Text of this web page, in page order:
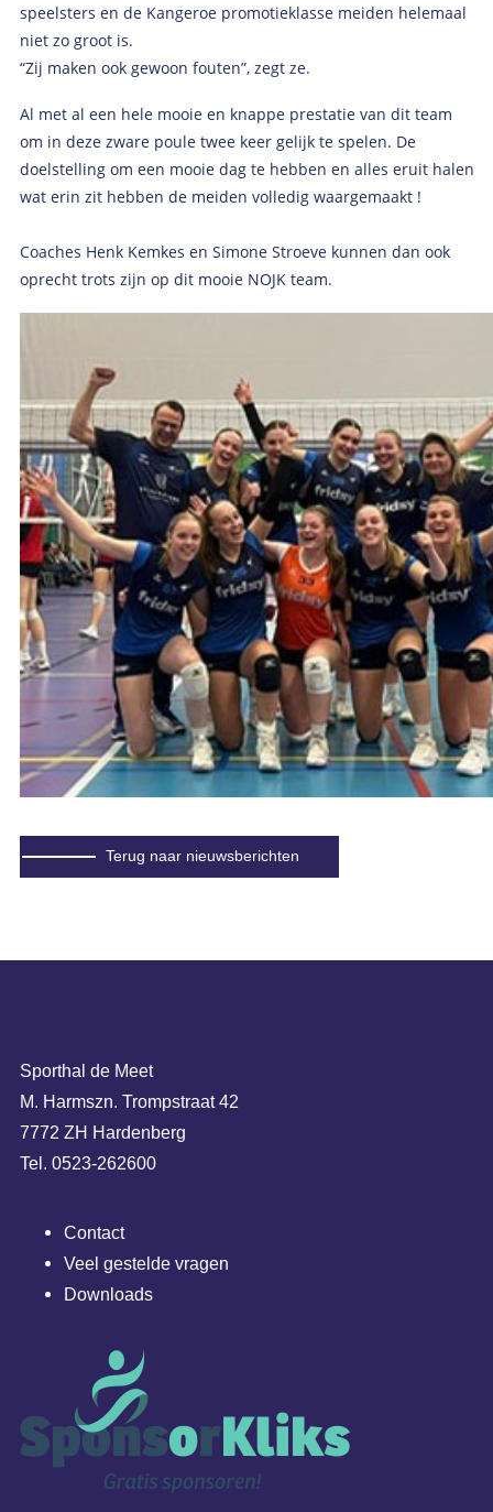
speelsters en de Kangeroe promotieklasse meiden helemaal
niet zo groot is.
“Zij maken ook gewoon fouten”, zegt ze.
Al met al een hele mooie en knappe prestatie van dit team
om in deze zware poule twee keer gelijk te spelen. De
doelstelling om een mooie dag te hebben en alles eruit halen
wat erin zit hebben de meiden volledig waargemaakt !
Coaches Henk Kemkes en Simone Stroeve kunnen dan ook
oprecht trots zijn op dit mooie NOJK team.
Terug naar nieuwsberichten
Sporthal de Meet
M. Harmszn. Trompstraat 42
7772 ZH Hardenberg
Tel. 0523-262600
Contact
Veel gestelde vragen
Downloads